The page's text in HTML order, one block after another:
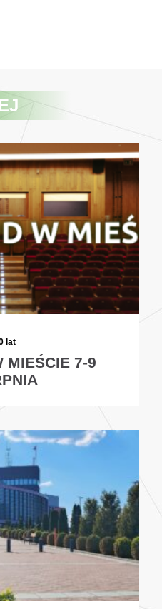
lat
MIEŚCIE 7-9